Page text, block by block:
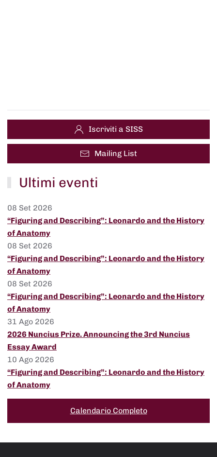
Iscriviti a SISS
Mailing List
Ultimi eventi
08 Set 2026
“Figuring and Describing”: Leonardo and the History
of Anatomy
08 Set 2026
“Figuring and Describing”: Leonardo and the History
of Anatomy
08 Set 2026
“Figuring and Describing”: Leonardo and the History
of Anatomy
31 Ago 2026
2026 Nuncius Prize. Announcing the 3rd Nuncius
Essay Award
10 Ago 2026
“Figuring and Describing”: Leonardo and the History
of Anatomy
Calendario Completo